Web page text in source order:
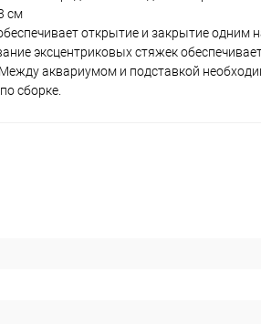
см
открытие и закрытие одним
эксцентриковых стяжек
аквариумом и подставкой
сборке.